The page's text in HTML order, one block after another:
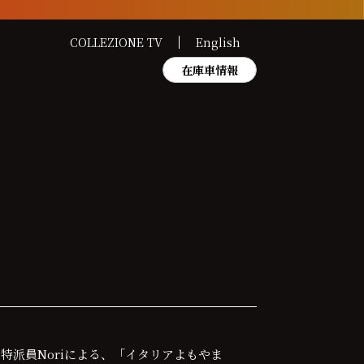
COLLEZIONE TV
English
在庫車情報
派員Noriによる、「イタリアよもやま